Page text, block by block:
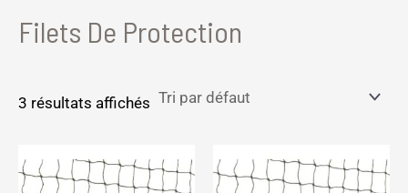
Filets De Protection
3 résultats affichés
Ce
produit